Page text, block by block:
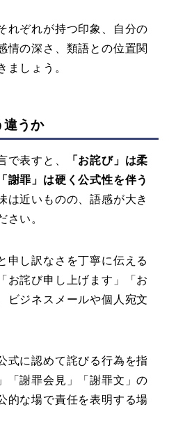
れぞれが持つ印象、自分の
情の深さ、類語との位置関
ましょう。
違うか
で表すと、
「お詫び」は柔
謝罪」は硬く公式性を伴う
は近いものの、語感が大き
さい。
申し訳なさを丁寧に伝える
お詫び申し上げます」「お
ビジネスメールや個人宛文
式に認めて詫びる行為を指
「謝罪会見」「謝罪文」の
的な場で責任を表明する場